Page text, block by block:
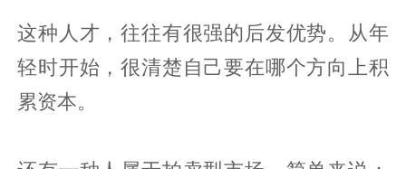
这种人才，往往有很强的后发优势。从年
轻时开始，很清楚自己要在哪个方向上积
累资本。